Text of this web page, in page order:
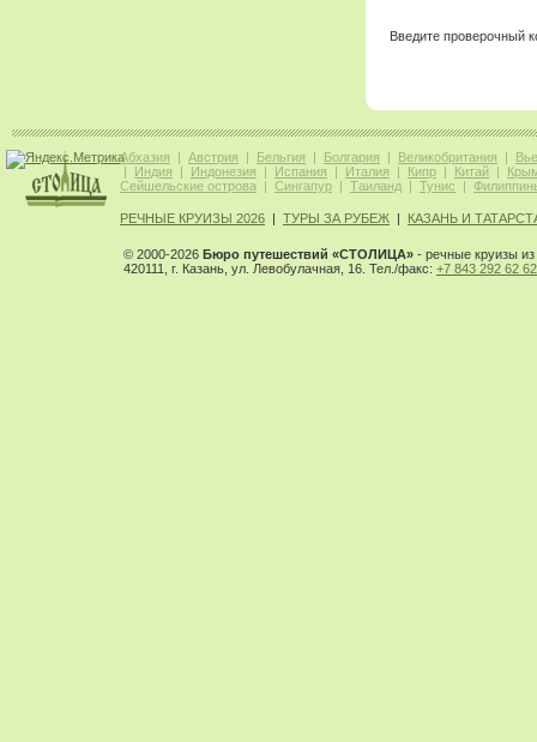
Введите проверочный
Абхазия | Австрия | Бельгия | Болгария | Великобритания |
| Индия | Индонезия | Испания | Италия | Кипр | Китай |
Сейшельские острова | Сингапур | Таиланд | Тунис |
РЕЧНЫЕ КРУИЗЫ 2026 | ТУРЫ ЗА РУБЕЖ | КАЗАНЬ И
© 2000-2026 Бюро путешествий «СТОЛИЦА» - речные круизы из
420111, г. Казань, ул. Левобулачная, 16. Тел./факс: +7 843 292 62 62